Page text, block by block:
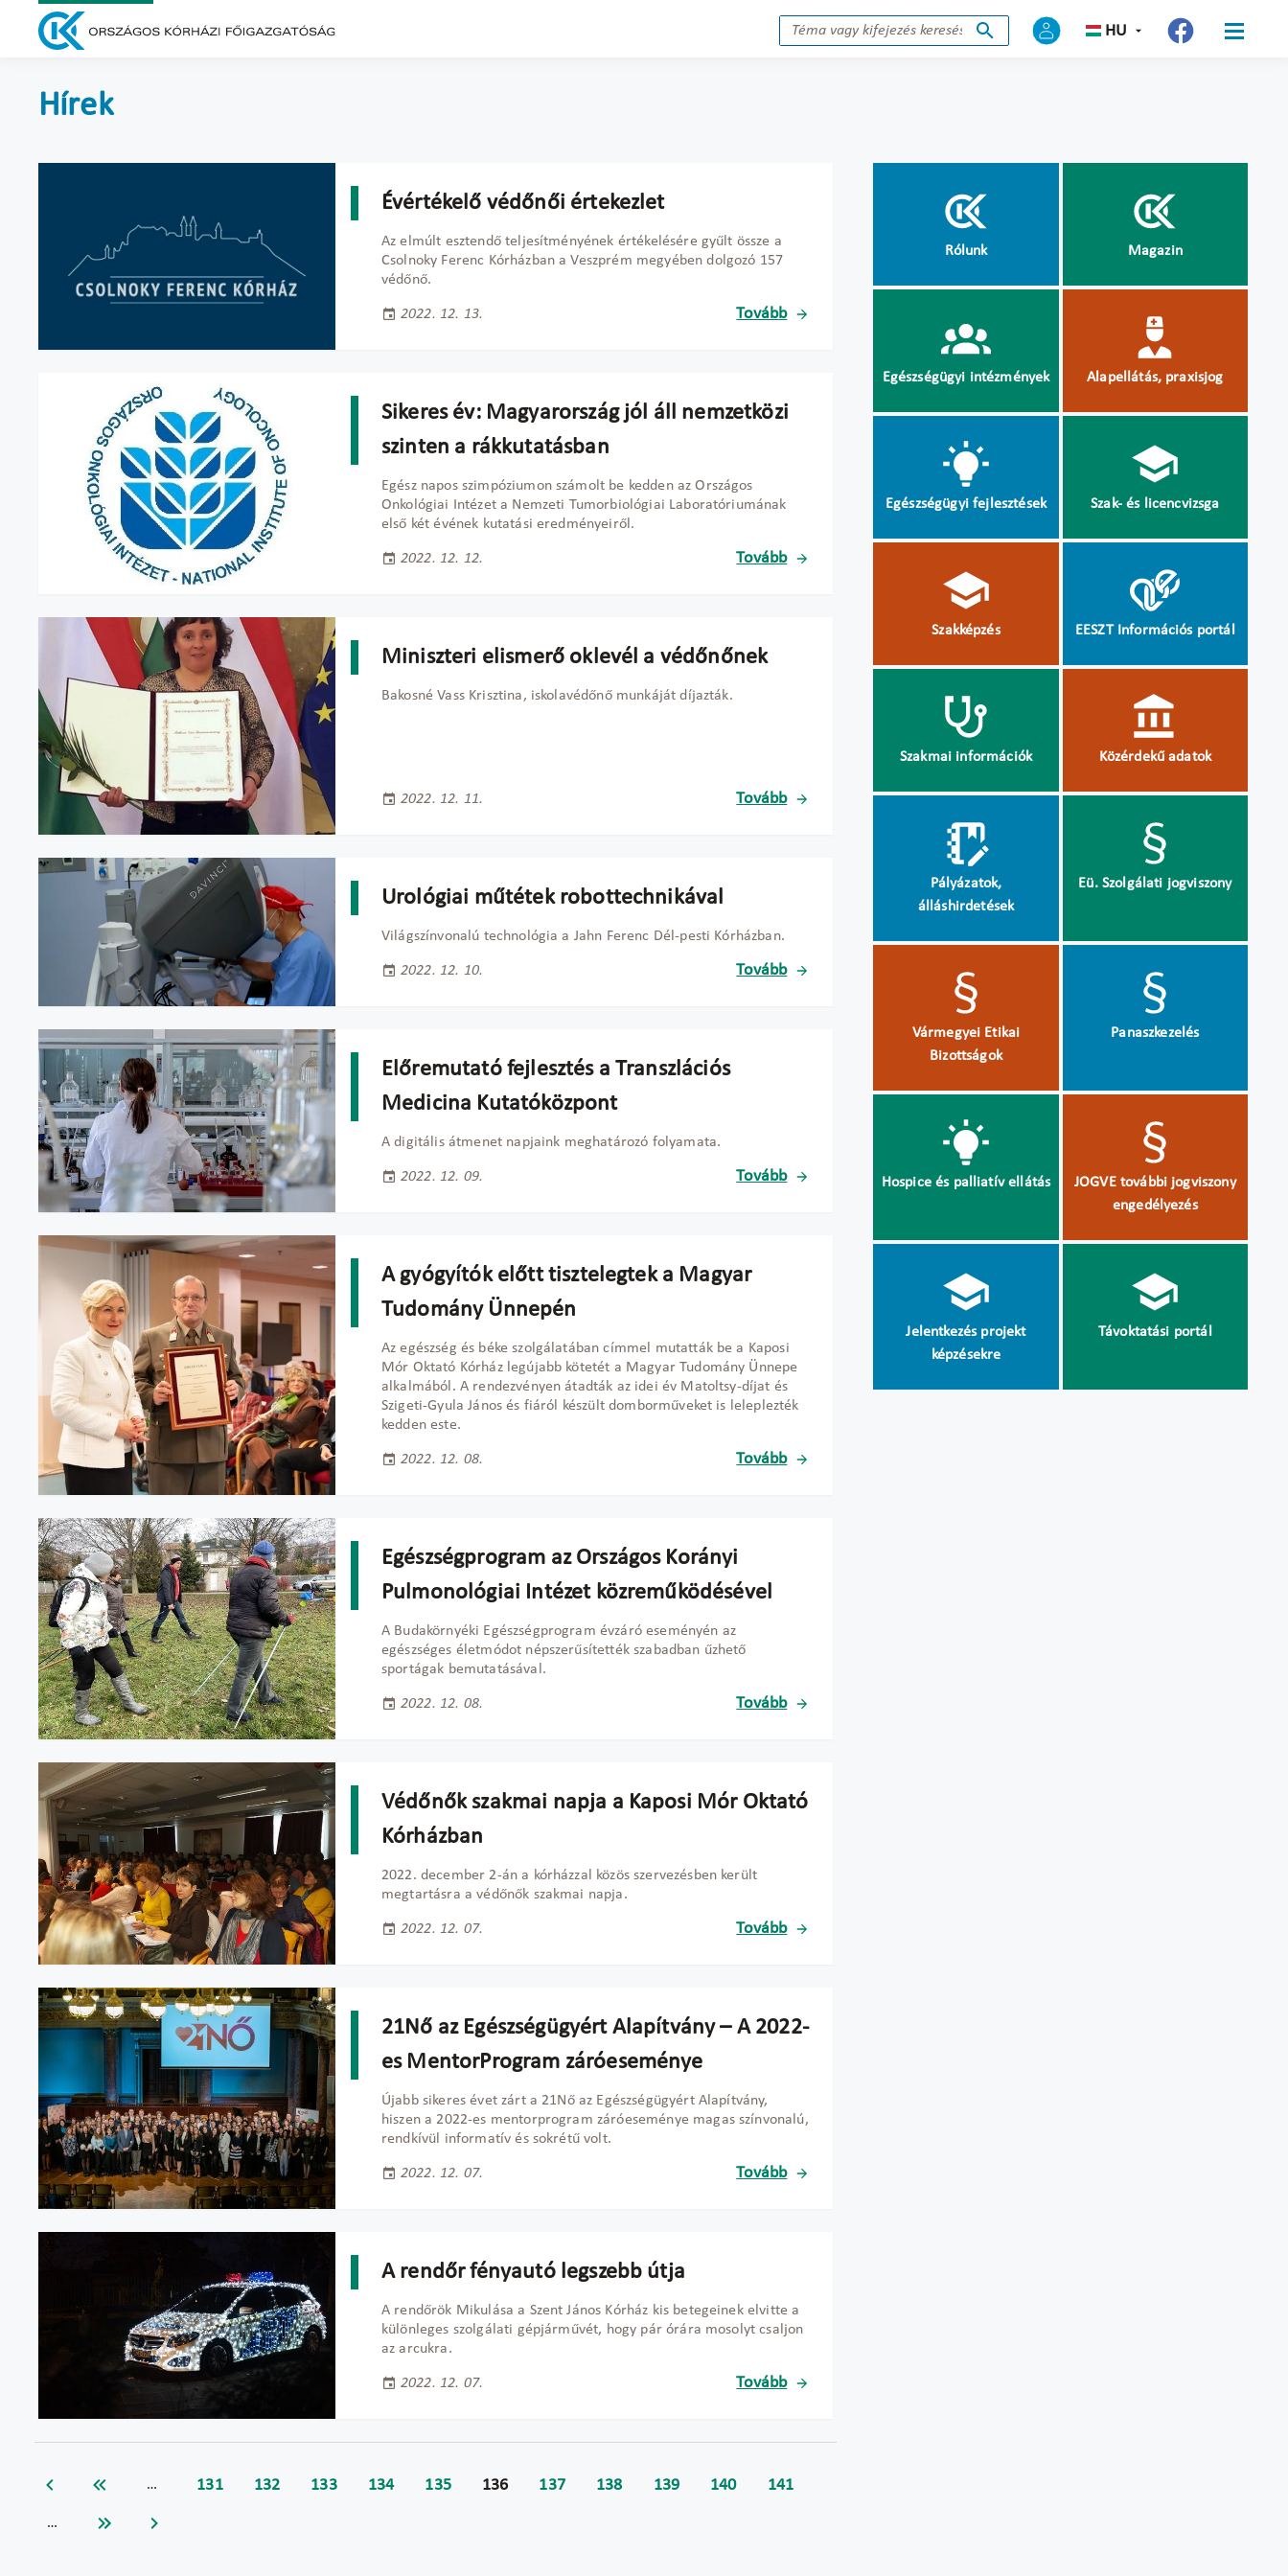
HU
Hírek
Évértékelő védőnői értekezlet
Az elmúlt esztendő teljesítményének értékelésére gyűlt össze a
Csolnoky Ferenc Kórházban a Veszprém megyében dolgozó 157
védőnő.
2022. 12. 13. Tovább
Sikeres év: Magyarország jól áll nemzetközi
szinten a rákkutatásban
Egész napos szimpóziumon számolt be kedden az Országos
Onkológiai Intézet a Nemzeti Tumorbiológiai Laboratóriumának
első két évének kutatási eredményeiről.
2022. 12. 12. Tovább
Miniszteri elismerő oklevél a védőnőnek
Bakosné Vass Krisztina, iskolavédőnő munkáját díjazták.
2022. 12. 11. Tovább
Urológiai műtétek robottechnikával
Világszínvonalú technológia a Jahn Ferenc Dél-pesti Kórházban.
2022. 12. 10. Tovább
Előremutató fejlesztés a Transzlációs
Medicina Kutatóközpont
A digitális átmenet napjaink meghatározó folyamata.
2022. 12. 09. Tovább
A gyógyítók előtt tisztelegtek a Magyar
Tudomány Ünnepén
Az egészség és béke szolgálatában címmel mutatták be a Kaposi
Mór Oktató Kórház legújabb kötetét a Magyar Tudomány Ünnepe
alkalmából. A rendezvényen átadták az idei év Matoltsy-díjat és
Szigeti-Gyula János és fiáról készült domborműveket is leleplezték
kedden este.
2022. 12. 08. Tovább
Egészségprogram az Országos Korányi
Pulmonológiai Intézet közreműködésével
A Budakörnyéki Egészségprogram évzáró eseményén az
egészséges életmódot népszerűsítették szabadban űzhető
sportágak bemutatásával.
2022. 12. 08. Tovább
Védőnők szakmai napja a Kaposi Mór Oktató
Kórházban
2022. december 2-án a kórházzal közös szervezésben került
megtartásra a védőnők szakmai napja.
2022. 12. 07. Tovább
21Nő az Egészségügyért Alapítvány – A 2022-
es MentorProgram záróeseménye
Újabb sikeres évet zárt a 21Nő az Egészségügyért Alapítvány,
hiszen a 2022-es mentorprogram záróeseménye magas színvonalú,
rendkívül informatív és sokrétű volt.
2022. 12. 07. Tovább
A rendőr fényautó legszebb útja
A rendőrök Mikulása a Szent János Kórház kis betegeinek elvitte a
különleges szolgálati gépjárművét, hogy pár órára mosolyt csaljon
az arcukra.
2022. 12. 07. Tovább
… 131 132 133 134 135 136 137 138 139 140 141
…
Rólunk Magazin
Egészségügyi intézmények Alapellátás, praxisjog
Egészségügyi fejlesztések Szak- és licencvizsga
Szakképzés EESZT Információs portál
Szakmai információk Közérdekű adatok
Pályázatok,
álláshirdetések
Eü. Szolgálati jogviszony
Vármegyei Etikai
Bizottságok
Panaszkezelés
Hospice és palliatív ellátás
JOGVE további jogviszony
engedélyezés
Jelentkezés projekt
képzésekre
Távoktatási portál